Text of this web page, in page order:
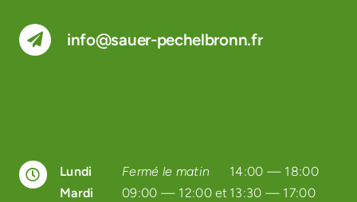
info@sauer-pechelbronn.fr
Lundi Fermé le matin
14:00 — 18:00
Mardi
09:00 — 12:00 et 13:30 — 17:00